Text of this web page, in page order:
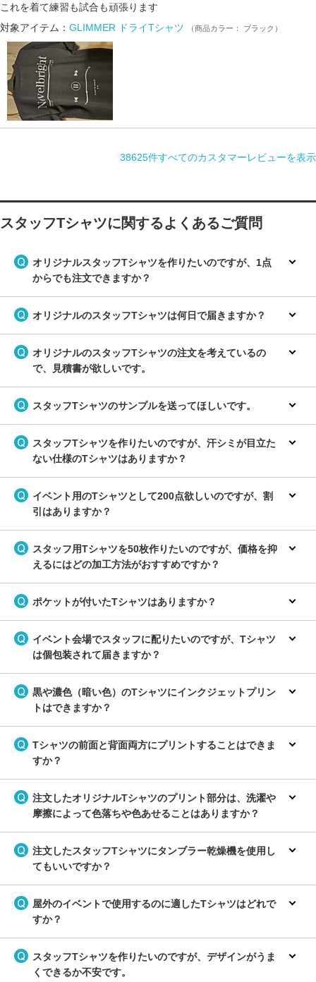
これを着て練習も試合も頑張ります
対象アイテム： GLIMMER ドライTシャツ （商品カラー： ブラック）
38625件すべてのカスタマーレビューを表示
スタッフTシャツに関するよくあるご質問
オリジナルスタッフTシャツを作りたいのですが、1点
からでも注文できますか？
オリジナルのスタッフTシャツは何日で届きますか？
オリジナルのスタッフTシャツの注文を考えているの
で、見積書が欲しいです。
スタッフTシャツのサンプルを送ってほしいです。
スタッフTシャツを作りたいのですが、汗シミが目立た
ない仕様のTシャツはありますか？
イベント用のTシャツとして200点欲しいのですが、割
引はありますか？
スタッフ用Tシャツを50枚作りたいのですが、価格を抑
えるにはどの加工方法がおすすめですか？
ポケットが付いたTシャツはありますか？
イベント会場でスタッフに配りたいのですが、Tシャツ
は個包装されて届きますか？
黒や濃色（暗い色）のTシャツにインクジェットプリン
トはできますか？
Tシャツの前面と背面両方にプリントすることはできま
すか？
注文したオリジナルTシャツのプリント部分は、洗濯や
摩擦によって色落ちや色あせることはありますか？
注文したスタッフTシャツにタンブラー乾燥機を使用し
てもいいですか？
屋外のイベントで使用するのに適したTシャツはどれで
すか？
スタッフTシャツを作りたいのですが、デザインがうま
くできるか不安です。